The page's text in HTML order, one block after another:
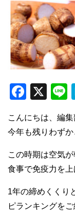
F
c
e
b
o
o
k
X
こんにちは、編集
今年も残りわずか
この時期は空気
食事で免疫力を
1年の締めくくり
ピランキングを